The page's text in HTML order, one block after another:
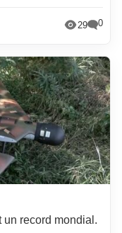
29 0
un record mondial.